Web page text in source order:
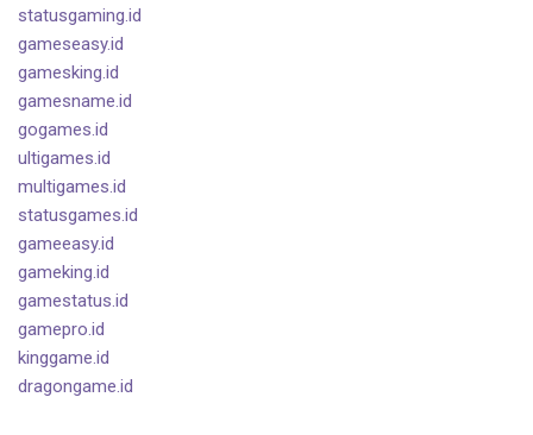
statusgaming.id
gameseasy.id
gamesking.id
gamesname.id
gogames.id
ultigames.id
multigames.id
statusgames.id
gameeasy.id
gameking.id
gamestatus.id
gamepro.id
kinggame.id
dragongame.id